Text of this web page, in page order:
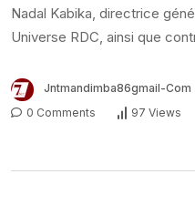
Nadal Kabika, directrice
Universe RDC, ainsi que
Jntmandimba86gmail-Com
0 Comments
97 Views